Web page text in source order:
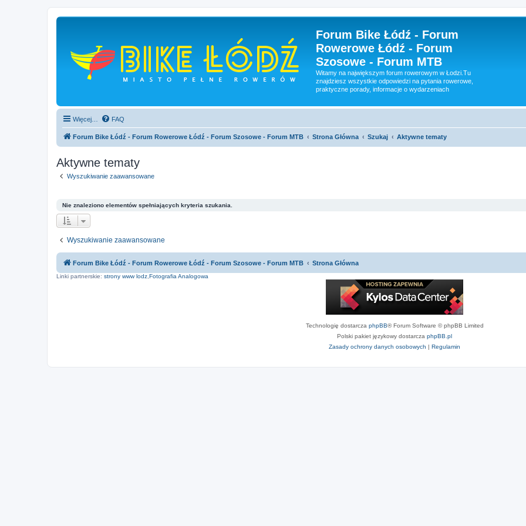
Forum Bike Łódź - Forum
Rowerowe Łódź - Forum
Szosowe - Forum MTB
Witamy na największym forum rowerowym w Łodzi.Tu
znajdziesz wszystkie odpowiedzi na pytania rowerowe,
praktyczne porady, informacje o wydarzeniach
Więcej… FAQ
Forum Bike Łódź - Forum Rowerowe Łódź - Forum Szosowe - Forum MTB Strona Główna Szukaj Aktywne tematy
Aktywne tematy
Wyszukiwanie zaawansowane
Nie znaleziono elementów spełniających kryteria szukania.
Wyszukiwanie zaawansowane
Forum Bike Łódź - Forum Rowerowe Łódź - Forum Szosowe - Forum MTB Strona Główna
Linki partnerskie: strony www lodz Fotografia Analogowa
Technologię dostarcza phpBB® Forum Software © phpBB Limited
Polski pakiet językowy dostarcza phpBB.pl
Zasady ochrony danych osobowych | Regulamin